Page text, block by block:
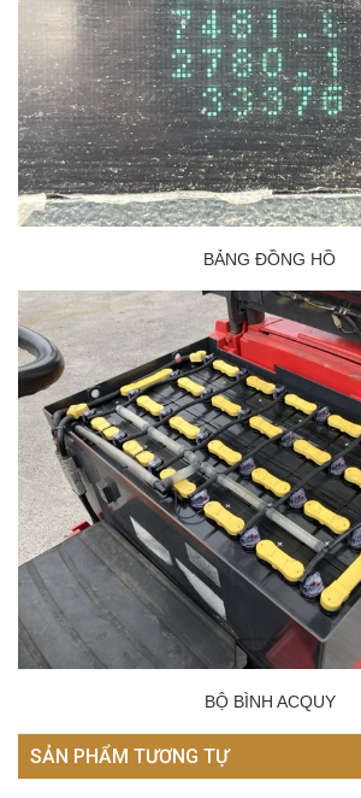
BẢNG ĐỒNG HỒ
BỘ BÌNH ACQUY
SẢN PHẨM TƯƠNG TỰ